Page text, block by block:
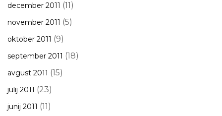
december 2011 (11)
november 2011 (5)
oktober 2011 (9)
september 2011 (18)
avgust 2011 (15)
julij 2011 (23)
junij 2011 (11)